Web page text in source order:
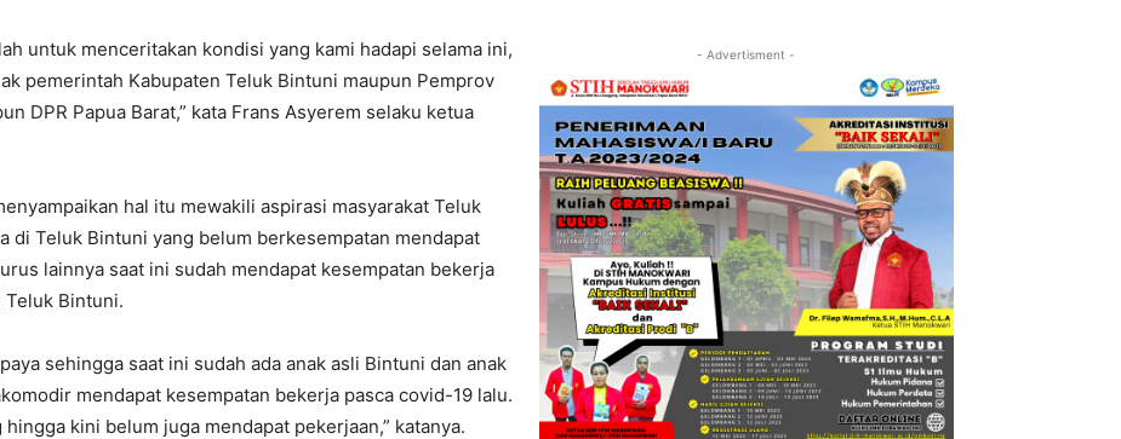
untuk menceritakan kondisi yang kami hadapi selama ini,
pemerintah Kabupaten Teluk Bintuni maupun Pemprov
DPR Papua Barat,” kata Frans Asyerem selaku ketua
hal itu mewakili aspirasi masyarakat Teluk
di Teluk Bintuni yang belum berkesempatan mendapat
lainnya saat ini sudah mendapat kesempatan bekerja
Teluk Bintuni.
sehingga saat ini sudah ada anak asli Bintuni dan anak
mendapat kesempatan bekerja pasca covid-19 lalu.
kini belum juga mendapat pekerjaan,” katanya.
- Advertisment -